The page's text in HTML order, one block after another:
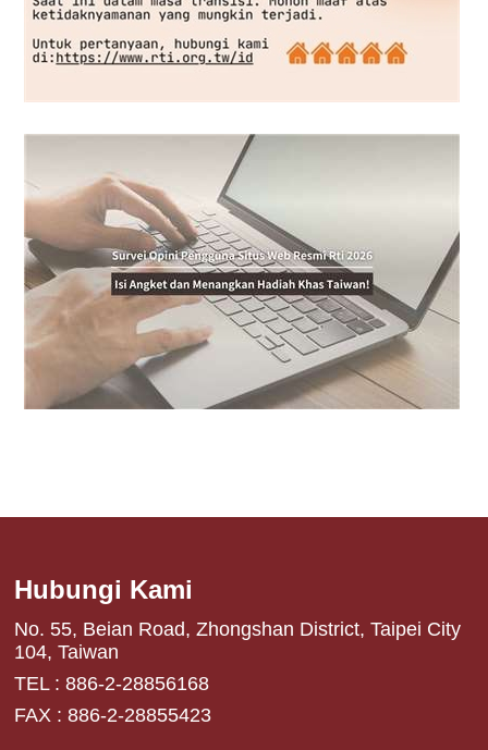
Hubungi Kami
No. 55, Beian Road, Zhongshan District, Taipei City
104, Taiwan
TEL : 886-2-28856168
FAX : 886-2-28855423